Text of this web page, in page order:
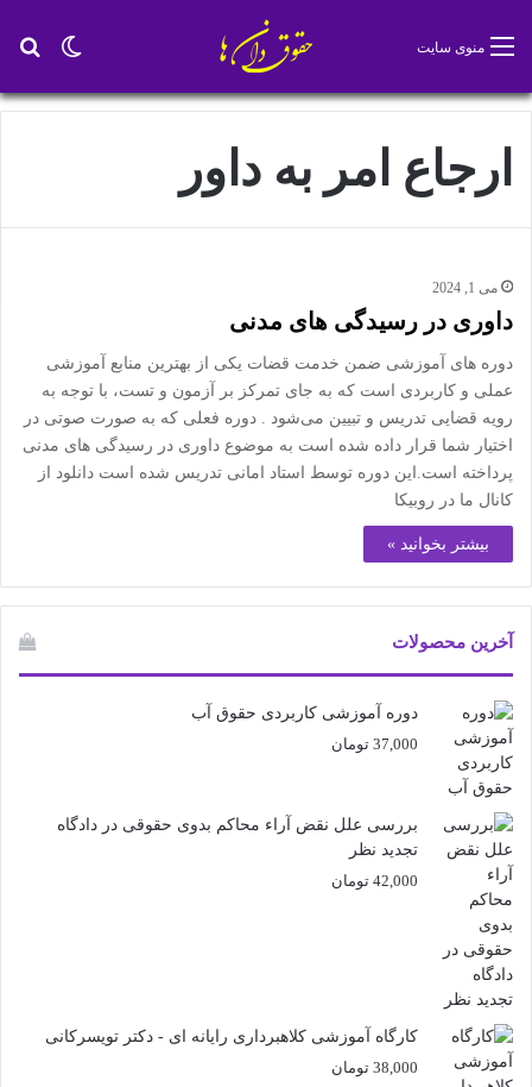
تغییر منوی سایت
ارجاع امر به داور
می 1, 2024
داوری در رسیدگی های مدنی
دوره های آموزشی ضمن خدمت قضات یکی از بهترین منابع آموزشی
عملی و کاربردی است که به جای تمرکز بر آزمون و تست، با توجه به
رویه قضایی تدریس و تبیین می‌شود . دوره فعلی که به صورت صوتی در
اختیار شما قرار داده شده است به موضوع داوری در رسیدگی های مدنی
پرداخته است.این دوره توسط استاد امانی تدریس شده است دانلود از
کانال ما در روبیکا
بیشتر بخوانید »
آخرین محصولات
دوره آموزشی کاربردی حقوق آب
37,000 تومان
بررسی علل نقض آراء محاکم بدوی حقوقی در دادگاه
تجدید نظر
42,000 تومان
کارگاه آموزشی کلاهبرداری رایانه ای - دکتر تویسرکانی
38,000 تومان